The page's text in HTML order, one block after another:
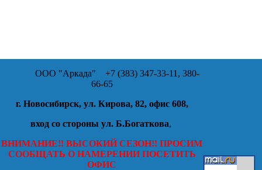
ООО "Аркада" +7 (383) 347-33-11, 380-
66-65
г. Новосибирск, ул. Кирова, 82, офис 608,
вход со стороны ул. Б.Богаткова,
ВНИМАНИЕ!! ВЫСОКИЙ СЕЗОН!! ПРОСИМ
СООБЩАТЬ О НАМЕРЕНИИ ПОСЕТИТЬ
ОФИС